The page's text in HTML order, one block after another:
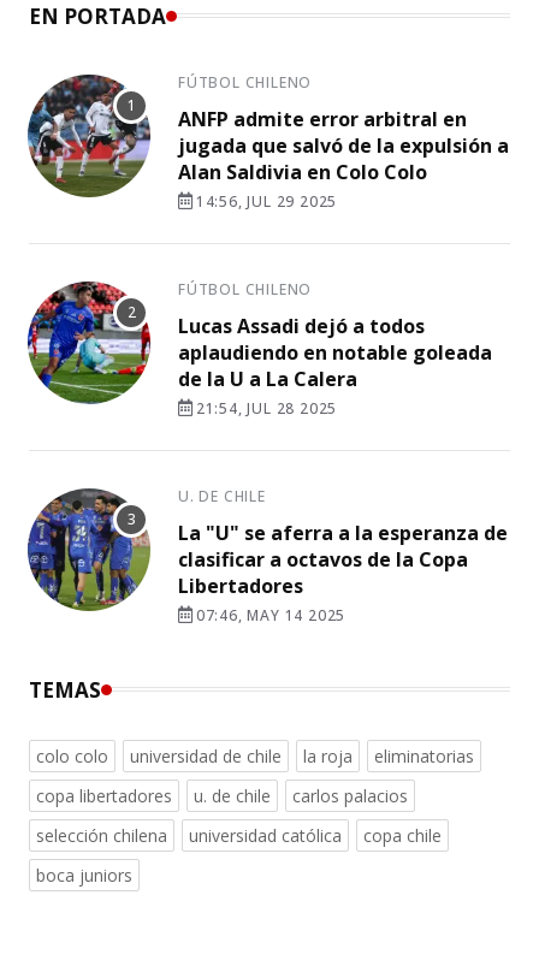
EN PORTADA
FÚTBOL CHILENO
ANFP admite error arbitral en
jugada que salvó de la expulsión a
Alan Saldivia en Colo Colo
14:56, JUL 29 2025
FÚTBOL CHILENO
Lucas Assadi dejó a todos
aplaudiendo en notable goleada
de la U a La Calera
21:54, JUL 28 2025
U. DE CHILE
La "U" se aferra a la esperanza de
clasificar a octavos de la Copa
Libertadores
07:46, MAY 14 2025
TEMAS
colo colo universidad de chile la roja
eliminatorias
copa libertadores
u. de chile
carlos palacios
selección chilena
universidad católica
copa chile
boca juniors